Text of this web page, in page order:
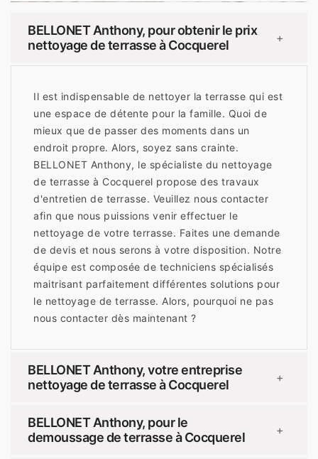
BELLONET Anthony, pour obtenir le prix
nettoyage de terrasse à Cocquerel
+
Il est indispensable de nettoyer la terrasse qui est
une espace de détente pour la famille. Quoi de
mieux que de passer des moments dans un
endroit propre. Alors, soyez sans crainte.
BELLONET Anthony, le spécialiste du nettoyage
de terrasse à Cocquerel propose des travaux
d'entretien de terrasse. Veuillez nous contacter
afin que nous puissions venir effectuer le
nettoyage de votre terrasse. Faites une demande
de devis et nous serons à votre disposition. Notre
équipe est composée de techniciens spécialisés
maitrisant parfaitement différentes solutions pour
le nettoyage de terrasse. Alors, pourquoi ne pas
nous contacter dès maintenant ?
BELLONET Anthony, votre entreprise
nettoyage de terrasse à Cocquerel
+
BELLONET Anthony, pour le
demoussage de terrasse à Cocquerel
+